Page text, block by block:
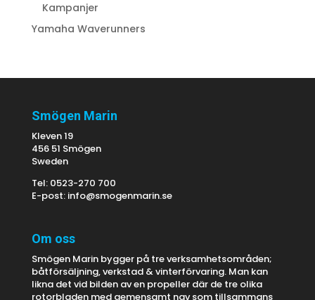
Kampanjer
Yamaha Waverunners
Smögen Marin
Kleven 19
456 51 Smögen
Sweden
Tel: 0523-270 700
E-post: info@smogenmarin.se
Om oss
Smögen Marin bygger på tre verksamhetsområden;
båtförsäljning, verkstad & vinterförvaring. Man kan
likna det vid bilden av en propeller där de tre olika
rotorbladen med gemensamt nav som tillsammans